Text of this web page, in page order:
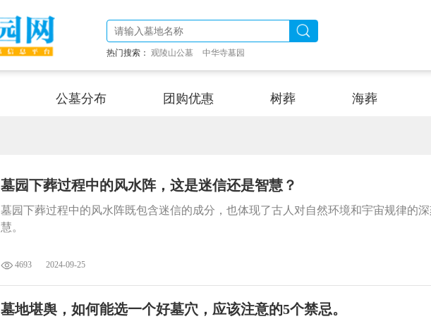
热门搜索： 观陵山公墓 中华寺墓园
公墓分布 团购优惠 树葬 海葬
墓园下葬过程中的风水阵，这是迷信还是智慧？
墓园下葬过程中的风水阵既包含迷信的成分，也体现了古人对自然环境和宇宙规律的
慧。‌
4693 2024-09-25
墓地堪舆，如何能选一个好墓穴，应该注意的5个禁忌。